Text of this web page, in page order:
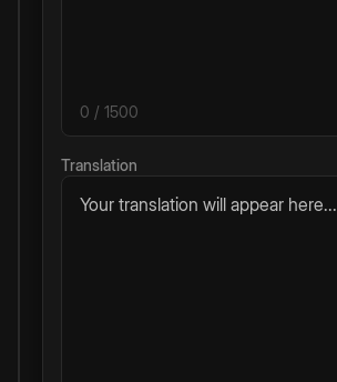
0 / 1500
Translation
Your translation will appear here...